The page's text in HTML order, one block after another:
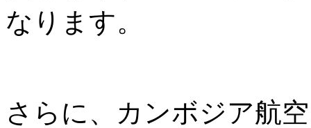
なります。
さらに、カンボジア航